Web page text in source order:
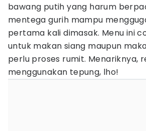
bawang putih yang harum
mentega gurih mampu
pertama kali dimasak. Menu ini
untuk makan siang maupun
perlu proses rumit. Menariknya,
menggunakan tepung, lho!